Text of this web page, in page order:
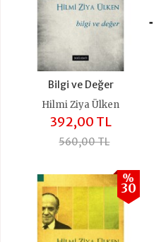
Bilgi ve Değer
Hilmi Ziya Ülken
392,00 TL
560,00 TL
+
%
30